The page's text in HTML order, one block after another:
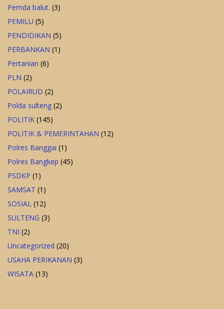
Pemda balut. (3)
PEMILU (5)
PENDIDIKAN (5)
PERBANKAN (1)
Pertanian (6)
PLN (2)
POLAIRUD (2)
Polda sulteng (2)
POLITIK (145)
POLITIK & PEMERINTAHAN (12)
Polres Banggai (1)
Polres Bangkep (45)
PSDKP (1)
SAMSAT (1)
SOSIAL (12)
SULTENG (3)
TNI (2)
Uncategorized (20)
USAHA PERIKANAN (3)
WISATA (13)